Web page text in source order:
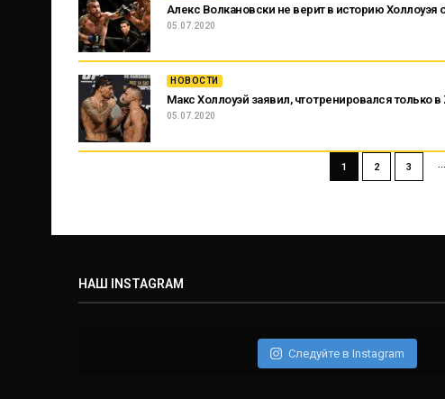
Алекс Волкановски не верит в историю Холлоуэя
05.07.2020
НОВОСТИ
Макс Холлоуэй заявил, что тренировался только
05.07.2020
1 2 3 …
НАШ INSTAGRAM
Следуйте в Instagram